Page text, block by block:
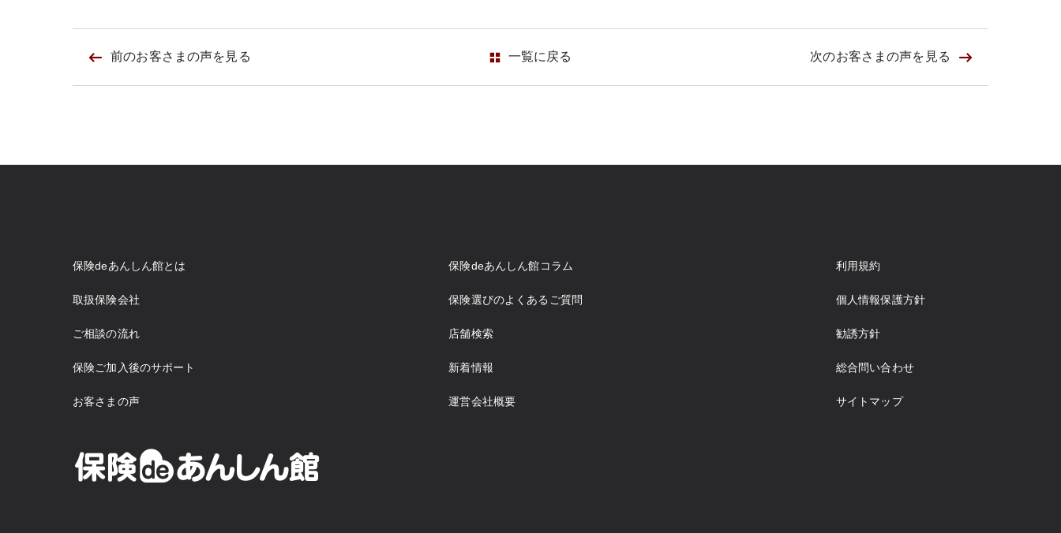
前のお客さまの声を見る 一覧に 戻る 次のお客さまの声を見る
保険deあんしん館とは
取扱保険会社
ご相談の流れ
保険ご加入後のサポート
お客さまの声
保険deあんしん館コラム
保険選びのよくあるご質問
店舗検索
新着情報
運営会社概要
利用規約
個人情報保護方針
勧誘方針
総合問い合わせ
サイトマップ